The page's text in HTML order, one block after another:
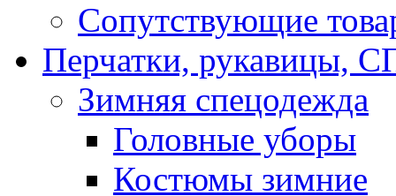
Сопутствующие
Перчатки,
Зимняя спецодежда
Головные уборы
Костюмы зимние